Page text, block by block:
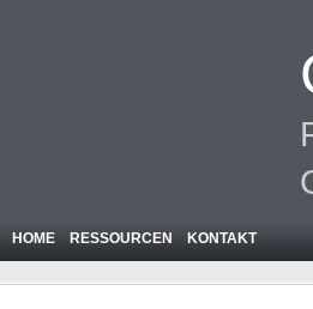
HOME RESSOURCEN KONTAKT